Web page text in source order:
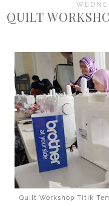
QUILT
Quilt Workshop Titik